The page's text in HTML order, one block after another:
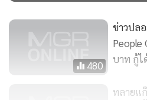
480
ข่าวปล
People
บาท กู้
ทลายแ